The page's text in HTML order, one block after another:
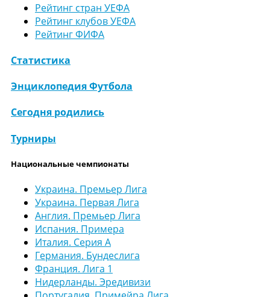
Рейтинг стран УЕФА
Рейтинг клубов УЕФА
Рейтинг ФИФА
Статистика
Энциклопедия Футбола
Сегодня родились
Турниры
Национальные чемпионаты
Украина. Премьер Лига
Украина. Первая Лига
Англия. Премьер Лига
Испания. Примера
Италия. Серия А
Германия. Бундеслига
Франция. Лига 1
Нидерланды. Эредивизи